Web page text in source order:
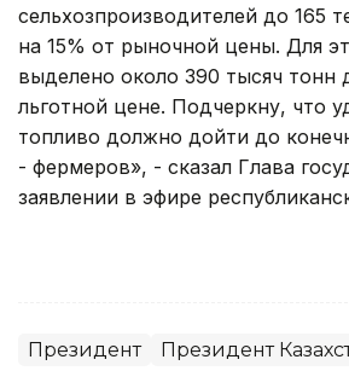
сельхозпроизводителей до 165
на 15% от рыночной цены. Для
выделено около 390 тысяч тонн
льготной цене. Подчеркну, что
топливо должно дойти до
- фермеров», - сказал Глава
заявлении в эфире
Президент Президент